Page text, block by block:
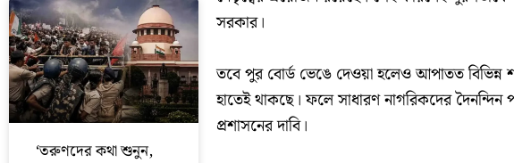
‘তরুণদের কথা শুনুন,
সরকার।
তবে পুর বোর্ড ভেঙে দেওয়া হলেও আপাতত বিভিন্ন
হাতেই থাকছে। ফলে সাধারণ নাগরিকদের দৈনন্দিন
প্রশাসনের দাবি।